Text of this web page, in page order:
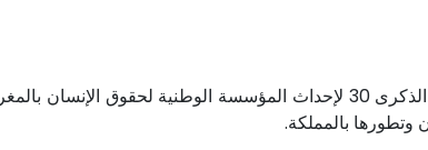
تصادف الذكرى 72 لصدور الإعلان العالمي لحقوق الإنسان الذكرى 30
بالمملكة.